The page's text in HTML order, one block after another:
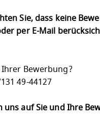
Sie, dass keine
per E-Mail
Ihrer Bewerbung?
49-44127
uns auf Sie und Ihre